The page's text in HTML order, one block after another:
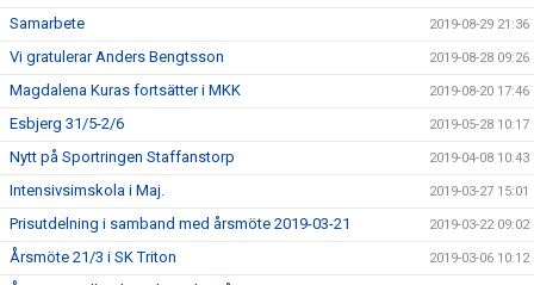
Samarbete 2019-08-29 21:36
Vi gratulerar Anders Bengtsson 2019-08-28 09:26
Magdalena Kuras fortsätter i MKK 2019-08-20 17:46
Esbjerg 31/5-2/6 2019-05-28 10:17
Nytt på Sportringen Staffanstorp 2019-04-08 10:43
Intensivsimskola i Maj. 2019-03-27 15:01
Prisutdelning i samband med årsmöte 2019-03-21 2019-03-22 09:02
Årsmöte 21/3 i SK Triton 2019-03-06 10:12